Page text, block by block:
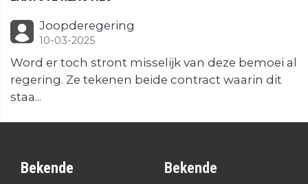
Joopderegering
10-03-2025
Word er toch stront misselijk van deze bemoei al
regering. Ze tekenen beide contract waarin dit
staa...
Bekende
Bekende